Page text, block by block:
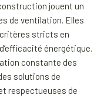
jouent un
de ventilation. Elles
stricts en
énergétique.
constante des
solutions de
respectueuses de